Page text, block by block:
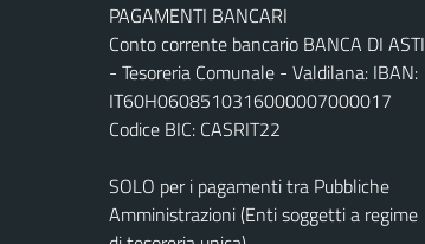
PAGAMENTI BANCARI
Conto corrente bancario BANCA DI ASTI
- Tesoreria Comunale - Valdilana: IBAN:
IT60H0608510316000007000017
Codice BIC: CASRIT22
SOLO per i pagamenti tra Pubbliche
Amministrazioni (Enti soggetti a regime